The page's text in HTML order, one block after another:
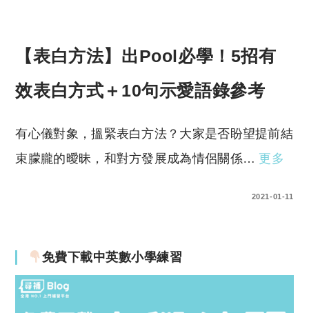
【表白方法】出Pool必學！5招有
效表白方式＋10句示愛語錄參考
有心儀對象，搵緊表白方法？大家是否盼望提前結
束朦朧的曖昧，和對方發展成為情侶關係… 更多
2021-01-11
免費下載中英數小學練習